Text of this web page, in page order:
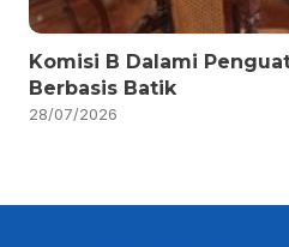
Komisi B Dalami
Berbasis Batik
28/07/2026